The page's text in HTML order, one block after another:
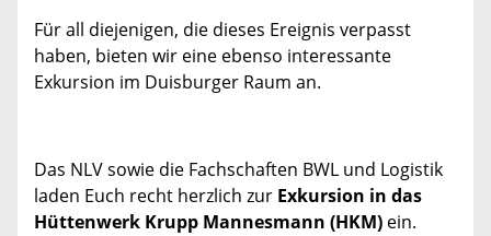
Für all diejenigen, die dieses Ereignis verpasst
haben, bieten wir eine ebenso interessante
Exkursion im Duisburger Raum an.
Das NLV sowie die Fachschaften BWL und Logistik
laden Euch recht herzlich zur Exkursion in das
Hüttenwerk Krupp Mannesmann (HKM) ein.